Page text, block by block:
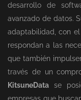
desarrollo de
avanzado de datos.
adaptabilidad, con
respondan a las
que también
través de un
KitsuneData se